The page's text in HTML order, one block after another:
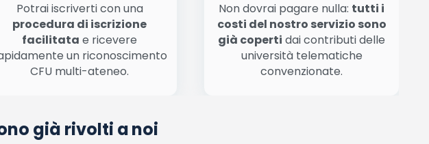
Potrai iscriverti con una
procedura di iscrizione
facilitata e ricevere
un riconoscimento
CFU multi-ateneo.
Non dovrai pagare nulla: tutti i
costi del nostro servizio sono
già coperti dai contributi delle
università telematiche
convenzionate.
già rivolti a noi